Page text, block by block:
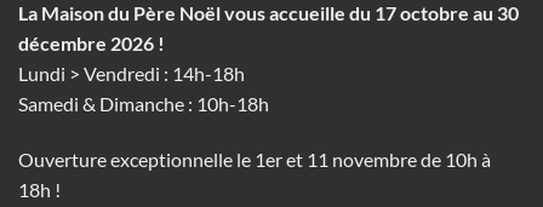
La Maison du Père Noël vous accueille du 17 octobre au 30
décembre 2026 !
Lundi > Vendredi : 14h-18h
Samedi & Dimanche : 10h-18h
Ouverture exceptionnelle le 1er et 11 novembre de 10h à
18h !